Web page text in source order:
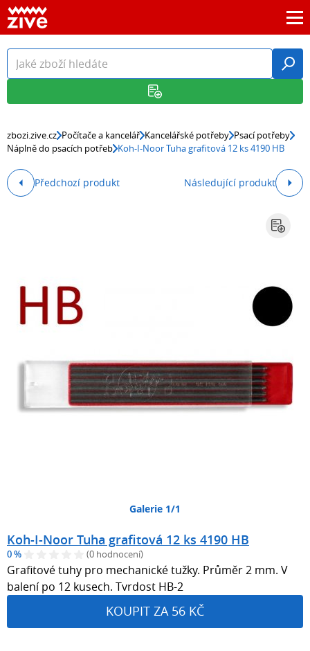
zbozi.zive.cz Počítače a kancelář Kancelářské potřeby Psací potřeby
Náplně do psacích potřeb Koh-I-Noor Tuha grafitová 12 ks 4190 HB
Předchozí produkt Následující produkt
Galerie 1/1
Koh-I-Noor Tuha grafitová 12 ks 4190 HB
0 % (0 hodnocení)
Grafitové tuhy pro mechanické tužky. Průměr 2 mm. V
balení po 12 kusech. Tvrdost HB-2
KOUPIT ZA 56 KČ